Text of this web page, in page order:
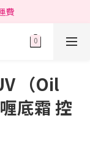
費
費
(*selected items)
（Oil
底霜 控